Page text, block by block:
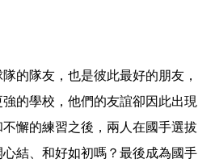
片(開新視窗)
的隊友，也是彼此最好的朋友，
的學校，他們的友誼卻因此出現
懈的練習之後，兩人在國手選拔
結、和好如初嗎？最後成為國手